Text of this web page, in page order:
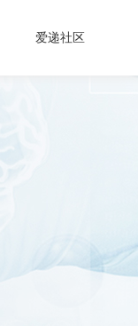
爱递社区